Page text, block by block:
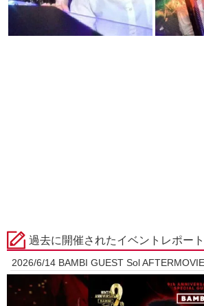
過去に開催されたイベントレポート
2026/6/14 BAMBI GUEST Sol AFTERMOVIE